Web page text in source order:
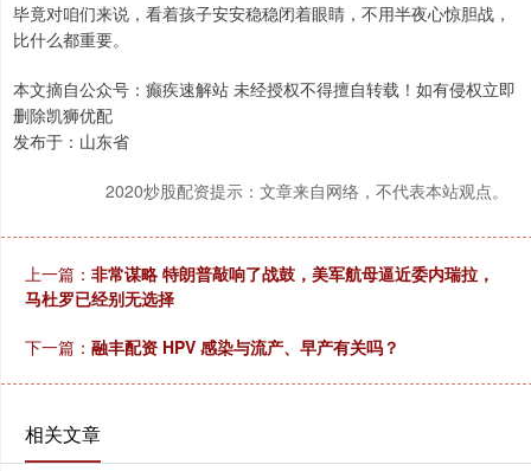
毕竟对咱们来说，看着孩子安安稳稳闭着眼睛，不用半夜心惊胆战，
比什么都重要。
本文摘自公众号：癫疾速解站 未经授权不得擅自转载！如有侵权立即
删除凯狮优配
发布于：山东省
2020炒股配资提示：文章来自网络，不代表本站观点。
上一篇： 非常谋略 特朗普敲响了战鼓，美军航母逼近委内瑞拉，
马杜罗已经别无选择
下一篇： 融丰配资 HPV 感染与流产、早产有关吗？
相关文章